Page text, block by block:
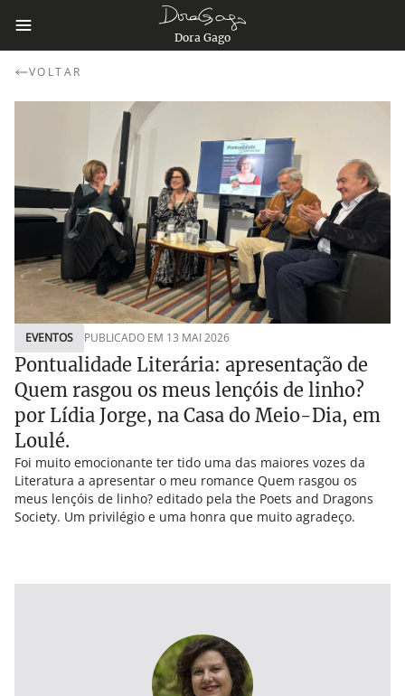
Dora Gago
VOLTAR
EVENTOS PUBLICADO EM 13 MAI 2026
Pontualidade Literária: apresentação de
Quem rasgou os meus lençóis de linho?
por Lídia Jorge, na Casa do Meio-Dia, em
Loulé.
Foi muito emocionante ter tido uma das maiores vozes da
Literatura a apresentar o meu romance Quem rasgou os
meus lençóis de linho? editado pela the Poets and Dragons
Society. Um privilégio e uma honra que muito agradeço.